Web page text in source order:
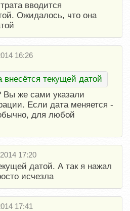
вводится
Ожидалось, что она
16:26
текущей датой
Вы же сами указали
Если дата меняется -
для любой
17:20
датой. А так я нажал
исчезла
17:41